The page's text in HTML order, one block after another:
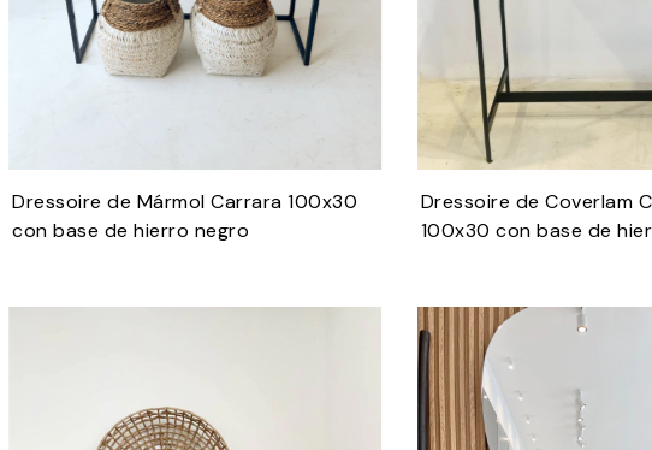
Dressoire de Mármol Carrara 100x30
con base de hierro negro
Dressoire de Coverlam
100x30 con base de